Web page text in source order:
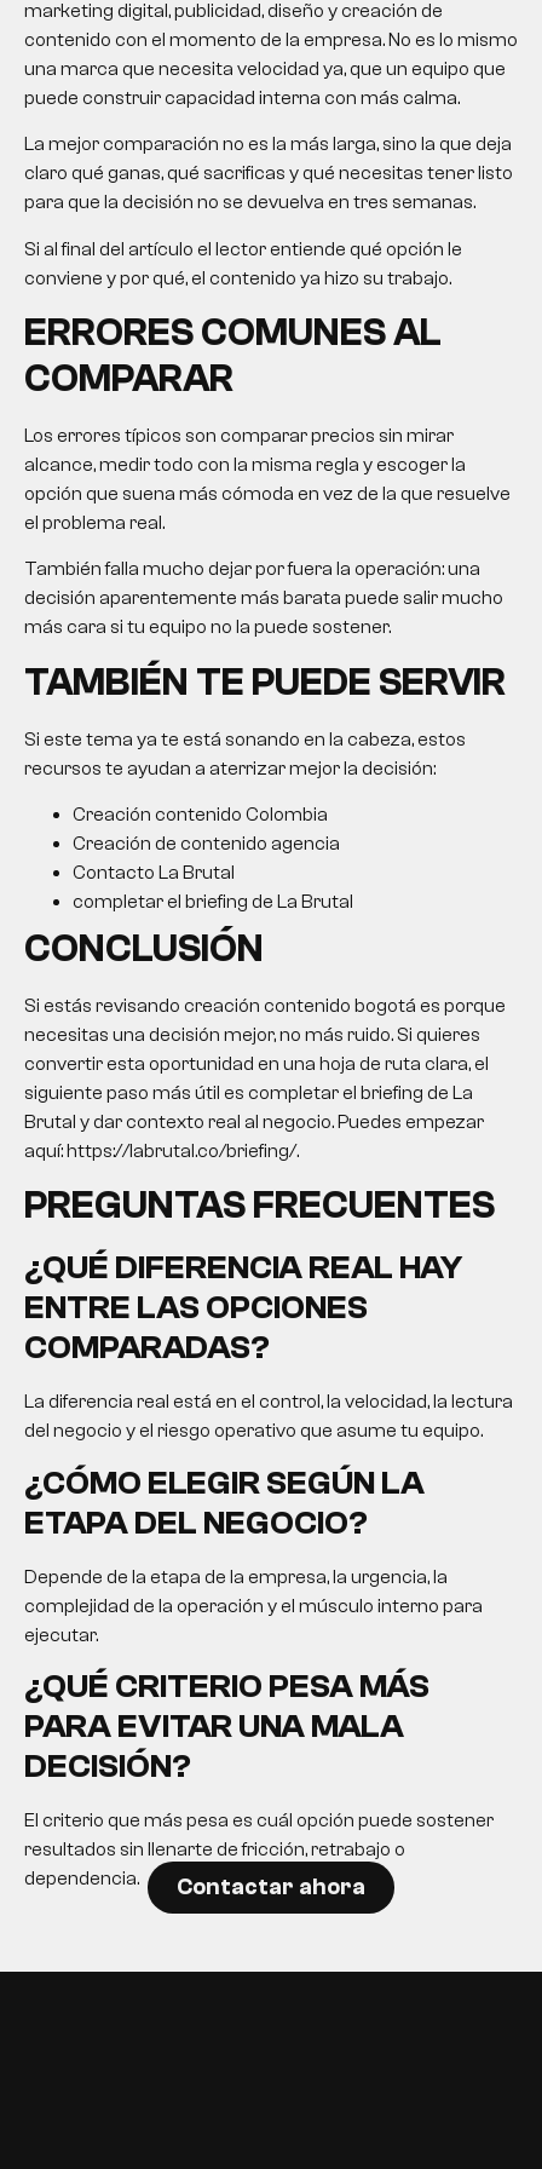
marketing digital, publicidad, diseño y creación de
contenido con el momento de la empresa. No es lo mismo
una marca que necesita velocidad ya, que un equipo que
puede construir capacidad interna con más calma.
La mejor comparación no es la más larga, sino la que deja
claro qué ganas, qué sacrificas y qué necesitas tener listo
para que la decisión no se devuelva en tres semanas.
Si al final del artículo el lector entiende qué opción le
conviene y por qué, el contenido ya hizo su trabajo.
ERRORES COMUNES AL
COMPARAR
Los errores típicos son comparar precios sin mirar
alcance, medir todo con la misma regla y escoger la
opción que suena más cómoda en vez de la que resuelve
el problema real.
También falla mucho dejar por fuera la operación: una
decisión aparentemente más barata puede salir mucho
más cara si tu equipo no la puede sostener.
TAMBIÉN TE PUEDE SERVIR
Si este tema ya te está sonando en la cabeza, estos
recursos te ayudan a aterrizar mejor la decisión:
Creación contenido Colombia
Creación de contenido agencia
Contacto La Brutal
completar el briefing de La Brutal
CONCLUSIÓN
Si estás revisando creación contenido bogotá es porque
necesitas una decisión mejor, no más ruido. Si quieres
convertir esta oportunidad en una hoja de ruta clara, el
siguiente paso más útil es completar el briefing de La
Brutal y dar contexto real al negocio. Puedes empezar
aquí: https://labrutal.co/briefing/.
PREGUNTAS FRECUENTES
¿QUÉ DIFERENCIA REAL HAY
ENTRE LAS OPCIONES
COMPARADAS?
La diferencia real está en el control, la velocidad, la lectura
del negocio y el riesgo operativo que asume tu equipo.
¿CÓMO ELEGIR SEGÚN LA
ETAPA DEL NEGOCIO?
Depende de la etapa de la empresa, la urgencia, la
complejidad de la operación y el músculo interno para
ejecutar.
¿QUÉ CRITERIO PESA MÁS
PARA EVITAR UNA MALA
DECISIÓN?
El criterio que más pesa es cuál opción puede sostener
resultados sin llenarte de fricción, retrabajo o
dependencia.
Contactar ahora